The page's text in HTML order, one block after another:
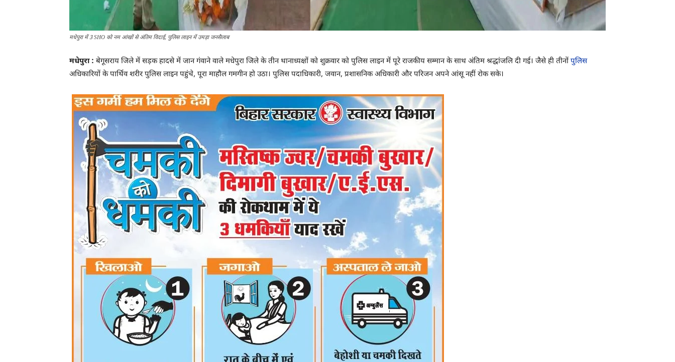
मधेपुरा में 3 SHO को नम आंखों से अंतिम विदाई, पुलिस लाइन में उमड़ा जनसैलाब
मधेपुरा : बेगूसराय जिले में सड़क हादसे में जान गंवाने वाले मधेपुरा जिले के तीन थानाध्यक्षों को शुक्रवार को पुलिस लाइन में पूरे राजकीय सम्मान के साथ अंतिम श्रद्धांजलि दी गई। जैसे ही तीनों पुलिस
अधिकारियों के पार्थिव शरीर पुलिस लाइन पहुंचे, पूरा माहौल गमगीन हो उठा। पुलिस पदाधिकारी, जवान, प्रशासनिक अधिकारी और परिजन अपने आंसू नहीं रोक सके।